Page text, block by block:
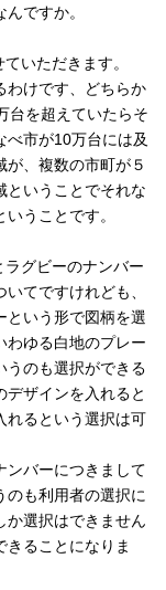
ですか。
いただきます。
けです、どちらか
台を超えていたらそ
べ市が10万台には及
、複数の市町が５
ということでそれな
うことです。
グビーのナンバー
てですけれども、
という形で図柄を選
わゆる白地のプレー
うのも選択ができる
デザインを入れると
れるという選択は可
バーにつきまして
のも利用者の選択に
か選択はできません
きることになりま